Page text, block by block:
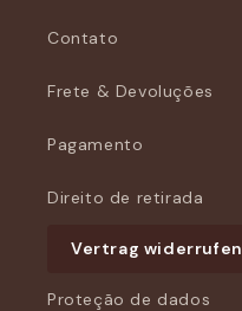
Contato
Frete & Devoluções
Pagamento
Direito de retirada
Vertrag widerrufen
Proteção de dados